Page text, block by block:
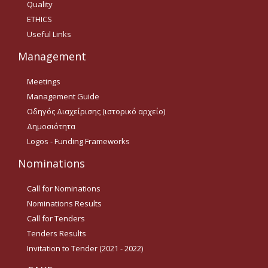
Οδηγίες για προμήθεια
ειδών/παροχή υπηρεσιών
Ν.4957/2022
Guidelines Archive
Documents
News
Nominations
Call for Nominations
Nominations Results
Quality
ETHICS
Useful Links
Management
Meetings
Management Guide
Οδηγός Διαχείρισης (ιστορικό αρχείο)
Δημοσιότητα
Logos - Funding Frameworks
Nominations
Call for Nominations
Nominations Results
Call for Tenders
Tenders Results
Invitation to Tender (2021 - 2022)